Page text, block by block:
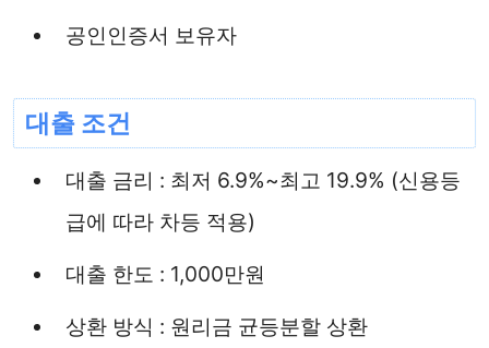
공인인증서 보유자
대출 조건
대출 금리 : 최저 6.9%~최고 19.9% (신용등
급에 따라 차등 적용)
대출 한도 : 1,000만원
상환 방식 : 원리금 균등분할 상환